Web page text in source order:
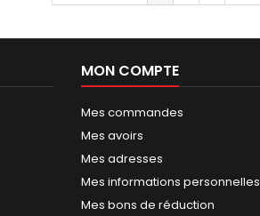
MON COMPTE
Mes commandes
Mes avoirs
Mes adresses
Mes informations personnelles
Mes bons de réduction